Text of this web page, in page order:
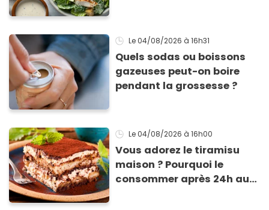
Le 04/08/2026 à 16h31
Quels sodas ou boissons
gazeuses peut-on boire
pendant la grossesse ?
Le 04/08/2026 à 16h00
Vous adorez le tiramisu
maison ? Pourquoi le
consommer après 24h au